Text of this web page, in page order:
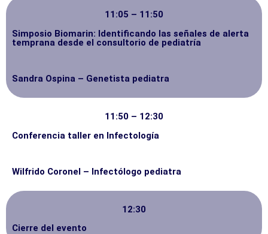
11:05 – 11:50
Simposio Biomarin: Identificando las señales de alerta
temprana desde el consultorio de pediatría
Sandra Ospina – Genetista pediatra
11:50 – 12:30
Conferencia taller en Infectología
Wilfrido Coronel – Infectólogo pediatra
12:30
Cierre del evento